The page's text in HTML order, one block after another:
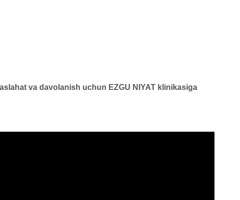
va davolanish uchun EZGU NIYAT klinikasiga